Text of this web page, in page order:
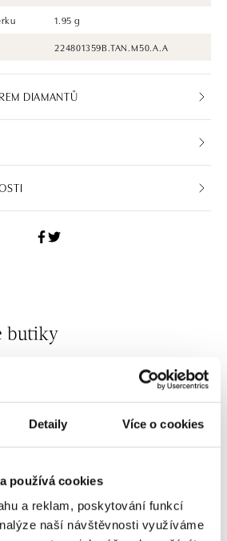
Detaily Více o cookies
používá cookies
a reklam, poskytování funkcí
naší návštěvnosti využíváme
1.95 g
224801359B.TAN.M50.A.A
DIAMANTŮ
butiky